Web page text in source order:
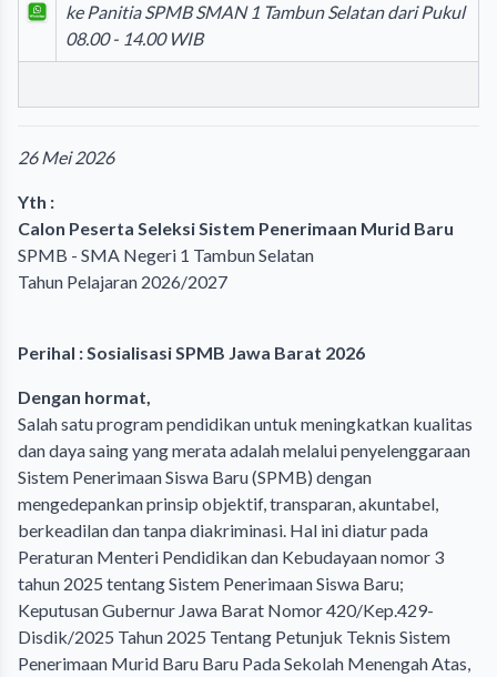
ke Panitia SPMB SMAN 1 Tambun Selatan dari Pukul
08.00 - 14.00 WIB
26 Mei 2026
Yth :
Calon Peserta Seleksi Sistem Penerimaan Murid Baru
SPMB - SMA Negeri 1 Tambun Selatan
Tahun Pelajaran 2026/2027
Perihal : Sosialisasi SPMB Jawa Barat 2026
Dengan hormat,
Salah satu program pendidikan untuk meningkatkan kualitas
dan daya saing yang merata adalah melalui penyelenggaraan
Sistem Penerimaan Siswa Baru (SPMB) dengan
mengedepankan prinsip objektif, transparan, akuntabel,
berkeadilan dan tanpa diakriminasi. Hal ini diatur pada
Peraturan Menteri Pendidikan dan Kebudayaan nomor 3
tahun 2025 tentang Sistem Penerimaan Siswa Baru;
Keputusan Gubernur Jawa Barat Nomor 420/Kep.429-
Disdik/2025 Tahun 2025 Tentang Petunjuk Teknis Sistem
Penerimaan Murid Baru Baru Pada Sekolah Menengah Atas,